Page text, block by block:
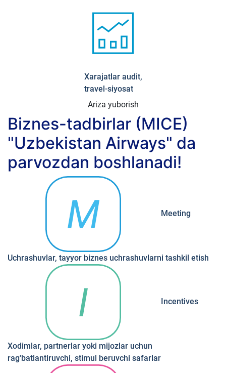
Xarajatlar audit,
travel-siyosat
Ariza yuborish
Biznes-tadbirlar (MICE)
"Uzbekistan Airways" da
parvozdan boshlanadi!
Meeting
Uchrashuvlar, tayyor biznes uchrashuvlarni tashkil etish
Incentives
Xodimlar, partnerlar yoki mijozlar uchun
rag'batlantiruvchi, stimul beruvchi safarlar